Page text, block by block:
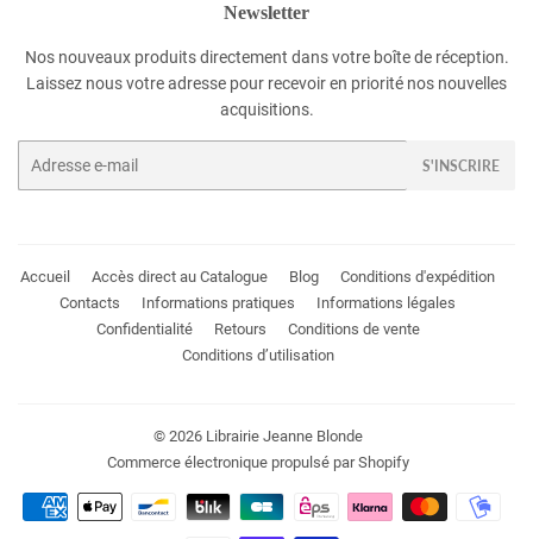
Newsletter
Nos nouveaux produits directement dans votre boîte de réception.
Laissez nous votre adresse pour recevoir en priorité nos nouvelles
acquisitions.
S'INSCRIRE
Accueil Accès direct au Catalogue Blog
Conditions d'expédition
Contacts
Informations pratiques
Informations légales
Confidentialité
Retours
Conditions de vente
Conditions d’utilisation
© 2026 Librairie Jeanne Blonde
Commerce électronique propulsé par Shopify
Méthodes